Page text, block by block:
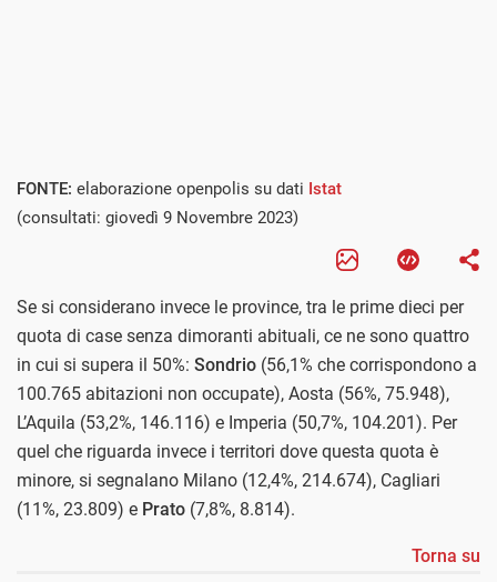
FONTE: elaborazione openpolis su dati Istat
(consultati: giovedì 9 Novembre 2023)
Se si considerano invece le province, tra le prime dieci per
quota di case senza dimoranti abituali, ce ne sono quattro
in cui si supera il 50%: Sondrio (56,1% che corrispondono a
100.765 abitazioni non occupate), Aosta (56%, 75.948),
L’Aquila (53,2%, 146.116) e Imperia (50,7%, 104.201). Per
quel che riguarda invece i territori dove questa quota è
minore, si segnalano Milano (12,4%, 214.674), Cagliari
(11%, 23.809) e Prato (7,8%, 8.814).
Torna su